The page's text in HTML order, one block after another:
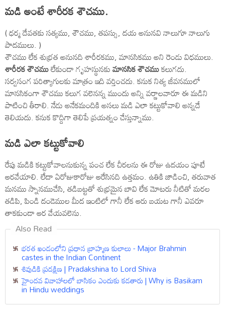
మడి అంటే శారీరక శౌచము.
( ధర్మ దేవతకు సత్యము, శౌచము, తపస్సు, దయ అనునవి నాలుగూ నాలుగు
పాదములు. )
శౌచము లేక శుభ్రత అనునది శారీరకము, మానసికము అని రెండు విధములు.
శారీరక శౌచములేకుండా గృహస్థునకుమానసిక శౌచముకలుగదు.
సర్వసంగ పరిత్యాగులకు మాత్రం ఇది వర్తించదు. కనుక నిత్య జీవనములో
మానసికంగా శౌచము కలుగ వలెనన్న ముందు అన్ని వర్ణాలవారూ ఈ మడిని
పాటించి తీరాలి. నేడు అనేకమందికి అసలు మడి ఎలా కట్టుకోవాలి అన్నదే
తెలియదు. కనుక కొద్దిగా తెలిపే ప్రయత్నం చేస్తున్నాము.
మడి ఎలా కట్టుకోవాలి
రేపు మడికి కట్టుకోవాలనుకున్న పంచ లేక చీరలను ఈ రోజు ఉదయం పూటే
ఆరవేయాలి. లేదా ఏరోజుకారోజు ఆరేసినది ఉత్తమం. ఉతికి జాడించి, తరువాత
మనము స్నానముచేసి, తడిబట్టతో శుభ్రమైన బావి లేక మోటరు నీటితో మరల
తడిపి, పిండి దండెముల మీద ఇంటిలో గానీ లేక ఆరు బయట గానీ ఎవరూ
తాకకుండా ఆర వేయవలెను.
Also Read
భరత ఖండంలోని ప్రధాన బ్రాహ్మణ కులాలు - Major Brahmin
castes in the Indian Continent
శివుడికి ప్రదక్షిణ | Pradakshina to Lord Shiva
హైందవ వివాహాలలో బాసికం ఎందుకు కడతారు | Why is Basikam
in Hindu weddings